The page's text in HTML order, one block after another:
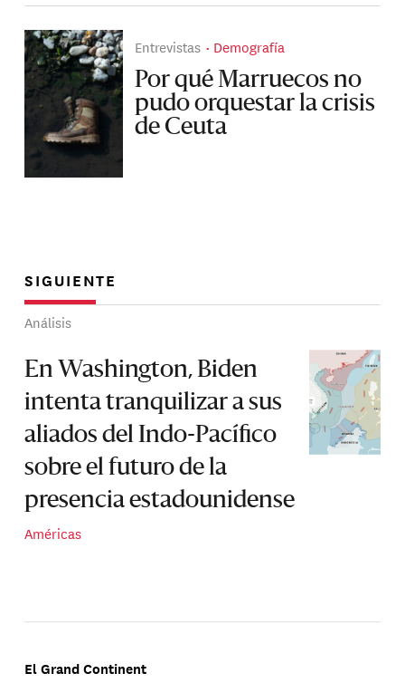
Entrevistas Demografía
Por qué Marruecos no
pudo orquestar la crisis
de Ceuta
SIGUIENTE
Análisis
En Washington, Biden
intenta tranquilizar a sus
aliados del Indo-Pacífico
sobre el futuro de la
presencia estadounidense
Américas
El Grand Continent